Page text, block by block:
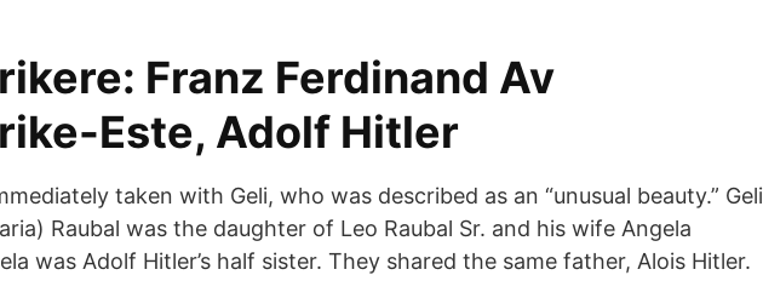
Franz Ferdinand Av
Este, Adolf Hitler
taken with Geli, who was described as an “unusual beauty.” Geli
Raubal was the daughter of Leo Raubal Sr. and his wife Angela
was Adolf Hitler’s half sister. They shared the same father, Alois Hitler.